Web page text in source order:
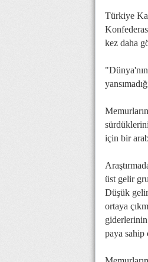
Türkiye
kez daha
için bir
üst gelir
Düşük gelir
ortaya
paya sahip